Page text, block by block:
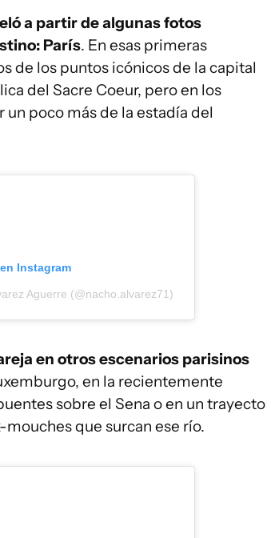
a partir de algunas fotos
París. En esas primeras
de los puntos icónicos de la capital
del Sacre Coeur, pero en los
un poco más de la estadía del
Instagram
Aguerre (@nacho.alvarez71)
en otros escenarios parisinos
en la recientemente
sobre el Sena o en un trayecto
que surcan ese río.